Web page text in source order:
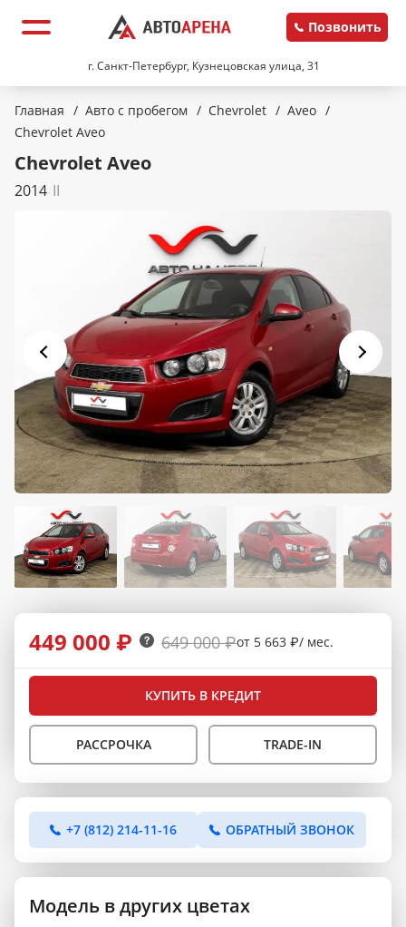
г. Санкт-Петербург, Кузнецовская улица, 31
Позвонить
Главная / Авто с пробегом / Chevrolet / Aveo /
Chevrolet Aveo
Chevrolet Aveo
2014 II
449 000 ₽ 649 000 ₽от 5 663 ₽/ мес.
КУПИТЬ В КРЕДИТ
РАССРОЧКА TRADE-IN
+7 (812) 214-11-16 ОБРАТНЫЙ ЗВОНОК
Модель в других цветах